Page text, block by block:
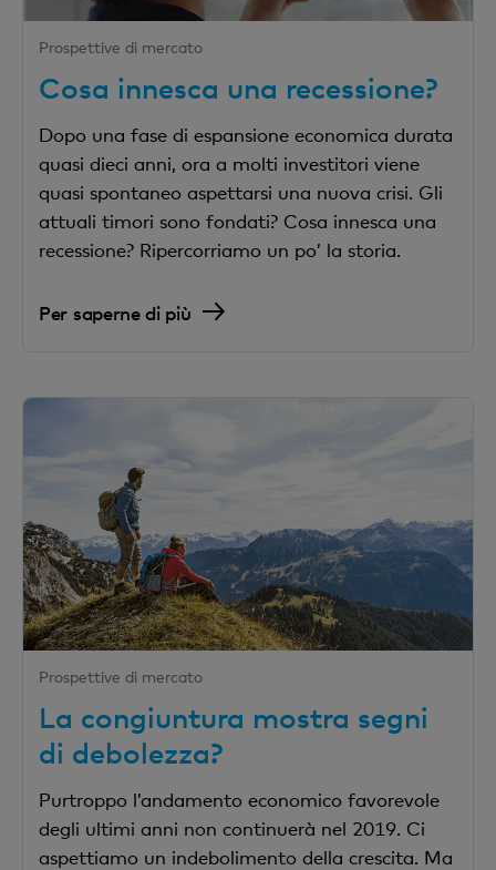
Prospettive di mercato
Cosa innesca una recessione?
Dopo una fase di espansione economica durata
quasi dieci anni, ora a molti investitori viene
quasi spontaneo aspettarsi una nuova crisi. Gli
attuali timori sono fondati? Cosa innesca una
recessione? Ripercorriamo un po’ la storia.
Per saperne di più
Prospettive di mercato
La congiuntura mostra segni
di debolezza?
Purtroppo l’andamento economico favorevole
degli ultimi anni non continuerà nel 2019. Ci
aspettiamo un indebolimento della crescita. Ma